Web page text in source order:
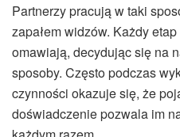
Partnerzy pracują w taki
zapałem widzów. Każdy
omawiają, decydując się na
sposoby. Często podczas
czynności okazuje się, że
doświadczenie pozwala im